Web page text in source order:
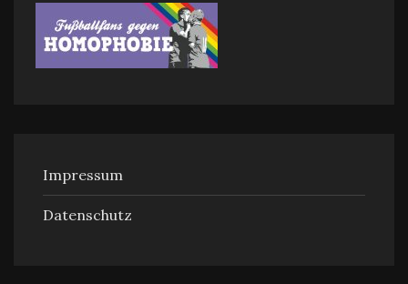
Impressum
Datenschutz